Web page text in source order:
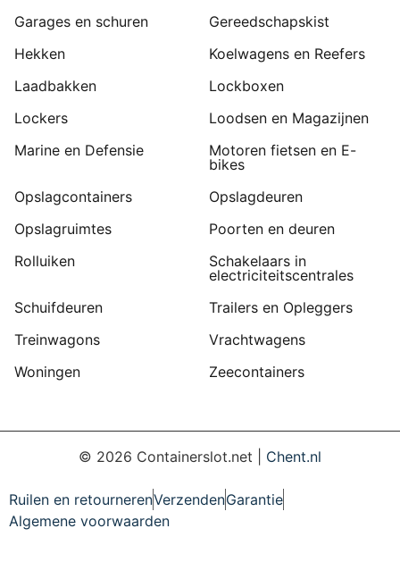
Garages en schuren
Gereedschapskist
Hekken
Koelwagens en Reefers
Laadbakken
Lockboxen
Lockers
Loodsen en Magazijnen
Marine en Defensie
Motoren fietsen en E-
bikes
Opslagcontainers
Opslagdeuren
Opslagruimtes
Poorten en deuren
Rolluiken
Schakelaars in
electriciteitscentrales
Schuifdeuren
Trailers en Opleggers
Treinwagons
Vrachtwagens
Woningen
Zeecontainers
© 2026 Containerslot.net | Chent.nl
Ruilen en retournerenVerzendenGarantie
Algemene voorwaarden